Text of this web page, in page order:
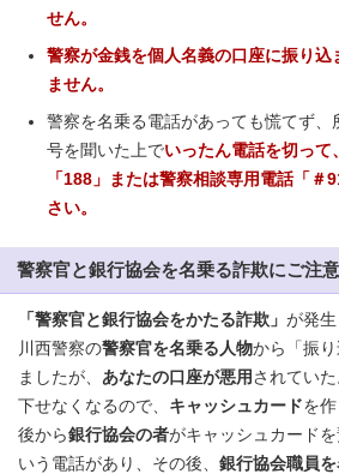
せん。
警察が金銭を個人名義の口座に振り込
ません。
警察を名乗る電話があっても慌てず、
号を聞いた上でいったん電話を切って
「188」または警察相談専用電話「＃
さい。
警察官と銀行協会を名乗る詐欺にご注
「警察官と銀行協会をかたる詐欺」 が発生
川西警察の警察官を名乗る人物から「振
ましたが、 あなたの口座が悪用 されてい
下せなくなるので、 キャッシュカードを
後から銀行協会の者がキャッシュカード
いう電話があり、その後、 銀行協会職員